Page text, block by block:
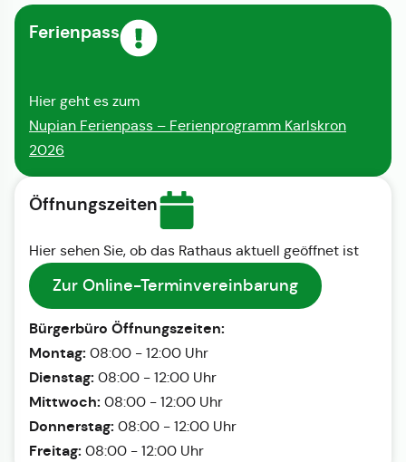
Ferienpass
Hier geht es zum
Nupian Ferienpass – Ferienprogramm Karlskron
2026
Öffnungszeiten
Hier sehen Sie, ob das Rathaus aktuell geöffnet ist
Zur Online-Terminvereinbarung
Bürgerbüro Öffnungszeiten:
Montag: 08:00 - 12:00 Uhr
Dienstag: 08:00 - 12:00 Uhr
Mittwoch: 08:00 - 12:00 Uhr
Donnerstag: 08:00 - 12:00 Uhr
Freitag: 08:00 - 12:00 Uhr